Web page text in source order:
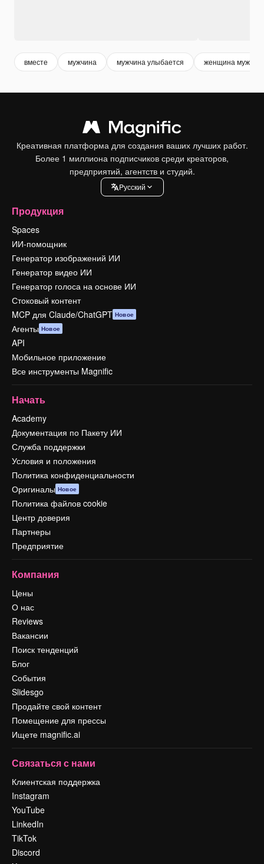
вместе мужчина мужчина улыбается женщина
Креативная платформа для создания ваших лучших работ.
Более 1 миллиона подписчиков среди креаторов,
предприятий, агентств и студий.
Pусский
Продукция
Spaces
ИИ-помощник
Генератор изображений ИИ
Генератор видео ИИ
Генератор голоса на основе ИИ
Стоковый контент
MCP для Claude/ChatGPT Новое
Агенты Новое
API
Мобильное приложение
Все инструменты Magnific
Начать
Academy
Документация по Пакету ИИ
Служба поддержки
Условия и положения
Политика конфиденциальности
Оригиналы Новое
Политика файлов cookie
Центр доверия
Партнеры
Предприятие
Компания
Цены
О нас
Reviews
Вакансии
Поиск тенденций
Блог
События
Slidesgo
Продайте свой контент
Помещение для прессы
Ищете magnific.ai
Связаться с нами
Клиентская поддержка
Instagram
YouTube
LinkedIn
TikTok
Discord